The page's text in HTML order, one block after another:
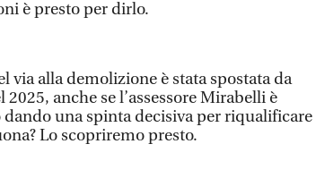
è presto per dirlo.
via alla demolizione è stata spostata da
anche se l’assessore Mirabelli è
dando una spinta decisiva per riqualificare
Lo scopriremo presto.